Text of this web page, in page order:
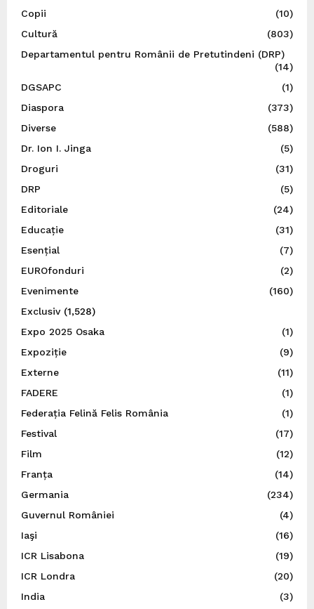
Copii
(10)
Cultură
(803)
Departamentul pentru Românii de Pretutindeni (DRP)
(14)
DGSAPC
(1)
Diaspora
(373)
Diverse
(588)
Dr. Ion I. Jinga
(5)
Droguri
(31)
DRP
(5)
Editoriale
(24)
Educație
(31)
Esențial
(7)
EUROfonduri
(2)
Evenimente
(160)
Exclusiv(1,528)
Expo 2025 Osaka
(1)
Expoziție
(9)
Externe
(11)
FADERE
(1)
Federația Felină Felis România
(1)
Festival
(17)
Film
(12)
Franța
(14)
Germania
(234)
Guvernul României
(4)
Iaşi
(16)
ICR Lisabona
(19)
ICR Londra
(20)
India
(3)